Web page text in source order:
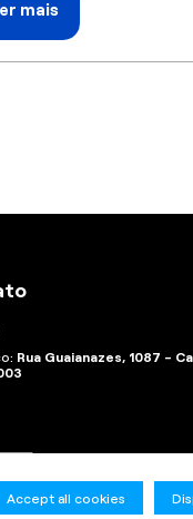
Accept all cookies
mais
Rua Guaianazes, 1087 -